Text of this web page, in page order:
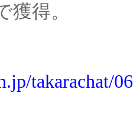
獲得。
takarachat/